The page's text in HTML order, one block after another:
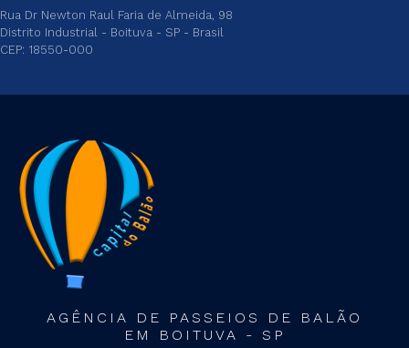
Rua Dr Newton Raul Faria de Almeida, 98
Distrito Industrial - Boituva - SP - Brasil
CEP: 18550-000
AGÊNCIA DE PASSEIOS DE BALÃO
EM BOITUVA - SP